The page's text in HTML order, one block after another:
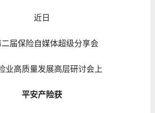
近日
届保险自媒体超级分享会
业高质量发展高层研讨会上
平安产险获